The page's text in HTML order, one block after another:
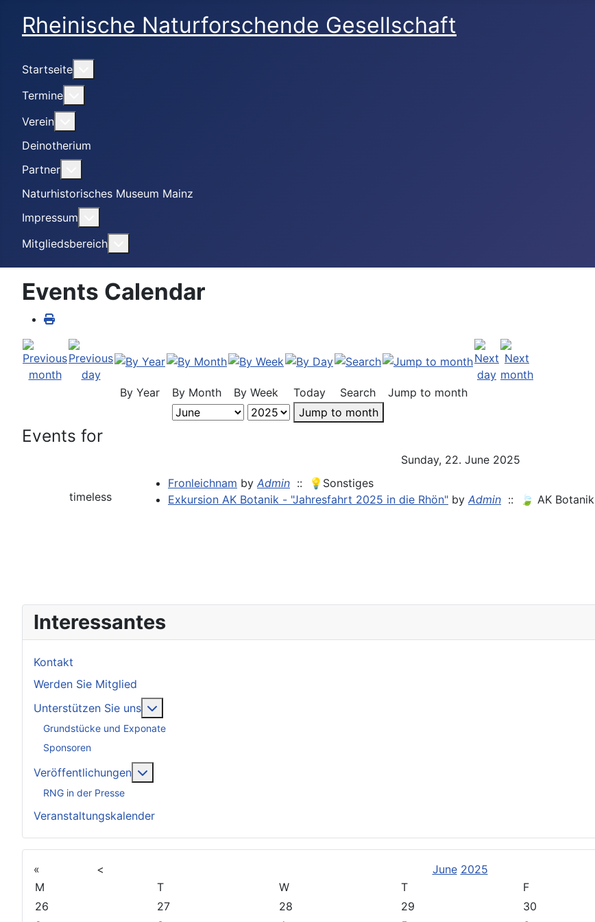
Rheinische Naturforschende Gesellschaft
Startseite
Termine
Verein
Deinotherium
Partner
Naturhistorisches Museum Mainz
Impressum
Mitgliedsbereich
Events Calendar
By Year By Month By Week Today Search
Jump to month
Jump to month
Events for
Sunday, 22. June 2025
timeless
Fronleichnam by Admin :: 💡Sonstiges
Exkursion AK Botanik - "Jahresfahrt 2025 in die Rhön" by Admin :: 🍃 AK Botanik
Interessantes
Kontakt
Werden Sie Mitglied
Unterstützen Sie uns
Grundstücke und Exponate
Sponsoren
Veröffentlichungen
RNG in der Presse
Veranstaltungskalender
« < June 2025
M
T W T F
26
27 28 29 30